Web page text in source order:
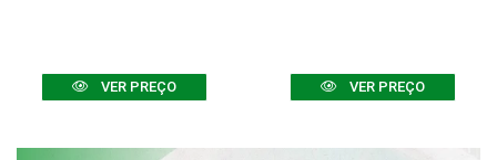
VER PREÇO VER PREÇO